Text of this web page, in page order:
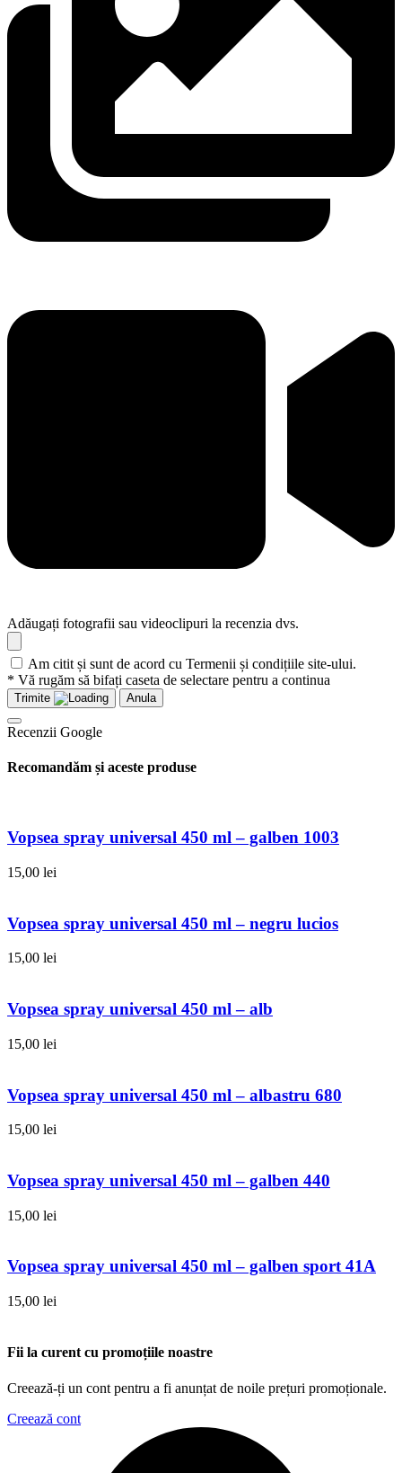
Adăugați fotografii sau videoclipuri la recenzia dvs.
Am citit și sunt de acord cu Termenii și condițiile site-ului.
* Vă rugăm să bifați caseta de selectare pentru a continua
Trimite Anula
Recenzii Google
Recomandăm și aceste produse
Vopsea spray universal 450 ml – galben 1003
15,00 lei
Vopsea spray universal 450 ml – negru lucios
15,00 lei
Vopsea spray universal 450 ml – alb
15,00 lei
Vopsea spray universal 450 ml – albastru 680
15,00 lei
Vopsea spray universal 450 ml – galben 440
15,00 lei
Vopsea spray universal 450 ml – galben sport 41A
15,00 lei
Fii la curent cu promoțiile noastre
Creează-ți un cont pentru a fi anunțat de noile prețuri promoționale.
Creează cont